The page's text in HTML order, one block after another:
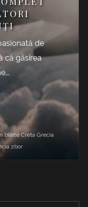
de
că găsirea
bilete Creta Grecia
zbor